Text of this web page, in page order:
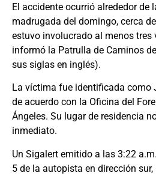
El accidente ocurrió alrededor de
madrugada del domingo, cerca
estuvo involucrado al menos tres
informó la Patrulla de Caminos
sus siglas en inglés).
La víctima fue identificada como
de acuerdo con la Oficina del
Ángeles. Su lugar de residencia
inmediato.
Un Sigalert emitido a las 3:22
5 de la autopista en dirección